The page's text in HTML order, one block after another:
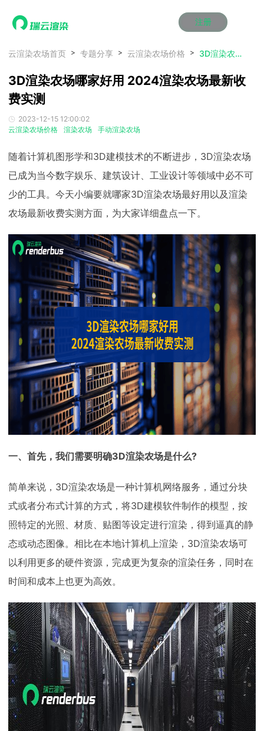
注册
首页
产品服务
云制作
云渲染管理系统
瑞兔百宝箱
AI视频插帧
云制作
云渲染管理系统
瑞兔百宝箱
AI视频插帧
云制作
云渲染管理系统
瑞兔百宝箱
AI视频插帧
云制作
云渲染管理系统
瑞兔百宝箱
AI视频插帧
云制作
云渲染管理系统
瑞兔百宝箱
AI视频插帧
云制作
云渲染管理系统
瑞兔百宝箱
AI视频插帧
Maya云渲染方案
3ds Max云渲染方案
Cinema 4D云渲染方案
Maya AI渲染方案
Maya云渲染方案
3ds Max云渲染方案
Cinema 4D云渲染方案
Maya AI渲染方案
Maya云渲染方案
3ds Max云渲染方案
Cinema 4D云渲染方案
Maya AI渲染方案
Maya云渲染方案
3ds Max云渲染方案
Cinema 4D云渲染方案
Maya AI渲染方案
Maya云渲染方案
3ds Max云渲染方案
Cinema 4D云渲染方案
Maya AI渲染方案
Maya云渲染方案
3ds Max云渲染方案
Cinema 4D云渲染方案
Maya AI渲染方案
动画价格
效果图价格
云制作价格
动画价格
效果图价格
云制作价格
动画价格
效果图价格
云制作价格
动画价格
效果图价格
云制作价格
动画价格
效果图价格
云制作价格
动画价格
效果图价格
云制作价格
资讯&赛事
新闻资讯
渲染百科
渲染大赛
泛CG交流会
新闻资讯
渲染百科
渲染大赛
泛CG交流会
新闻资讯
渲染百科
渲染大赛
泛CG交流会
新闻资讯
渲染百科
渲染大赛
泛CG交流会
新闻资讯
渲染百科
渲染大赛
泛CG交流会
新闻资讯
渲染百科
渲染大赛
泛CG交流会
云渲染优惠攻略
青云平台
教育优惠
云渲染优惠攻略
青云平台
教育优惠
云渲染优惠攻略
青云平台
教育优惠
云渲染优惠攻略
青云平台
教育优惠
云渲染优惠攻略
青云平台
教育优惠
云渲染优惠攻略
青云平台
教育优惠
关于我们
下载动画客户端
效果图客户端
动画客户端
效果图客户端
动画客户端
效果图客户端
动画客户端
效果图客户端
动画客户端
效果图客户端
动画客户端
效果图客户端
帮助/教程
登录
云渲染农场首页 专题分享 云渲染农场价格 3D渲染农场哪家好用 2024渲染农场最新收费实测
3D渲染农场哪家好用 2024渲染农场最新收
费实测
2023-12-15 12:00:02
云渲染农场价格
渲染农场 手动渲染农场
随着计算机图形学和3D建模技术的不断进步，3D渲染农场
已成为当今数字娱乐、建筑设计、工业设计等领域中必不可
少的工具。今天小编要就哪家3D渲染农场最好用以及渲染
农场最新收费实测方面，为大家详细盘点一下。
一、首先，我们需要明确3D渲染农场是什么?
简单来说，3D渲染农场是一种计算机网络服务，通过分块
式或者分布式计算的方式，将3D建模软件制作的模型，按
照特定的光照、材质、贴图等设定进行渲染，得到逼真的静
态或动态图像。相比在本地计算机上渲染，3D渲染农场可
以利用更多的硬件资源，完成更为复杂的渲染任务，同时在
时间和成本上也更为高效。